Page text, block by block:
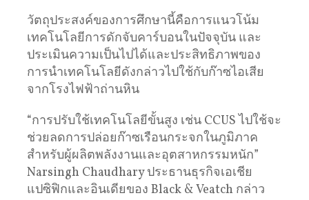
วัตถุประสงค์ของการศึกษานี้คือการแนวโน้ม
เทคโนโลยีการดักจับคาร์บอนในปัจจุบัน และ
ประเมินความเป็นไปได้และประสิทธิภาพของ
การนำเทคโนโลยีดังกล่าวไปใช้กับก๊าซไอเสีย
จากโรงไฟฟ้าถ่านหิน
“การปรับใช้เทคโนโลยีขั้นสูง เช่น CCUS ไปใช้จะ
ช่วยลดการปล่อยก๊าซเรือนกระจกในภูมิภาค
สำหรับผู้ผลิตพลังงานและอุตสาหกรรมหนัก”
Narsingh Chaudhary ประธานธุรกิจเอเชีย
แปซิฟิกและอินเดียของ Black & Veatch กล่าว